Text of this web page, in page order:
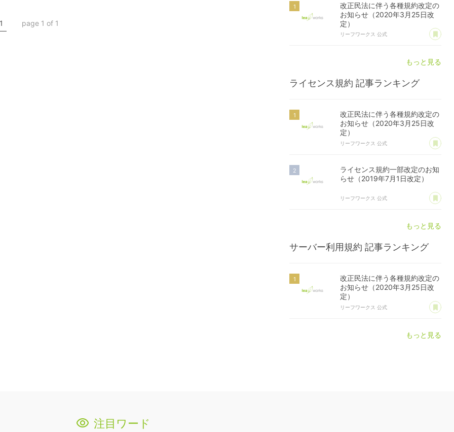
1 page 1 of 1
改正民法に伴う各種規約改定の
お知らせ（2020年3月25日改
定）
リーフワークス 公式 あ
もっと見る
ライセンス規約 記事ランキング
改正民法に伴う各種規約改定の
お知らせ（2020年3月25日改
定）
リーフワークス 公式 あ
ライセンス規約一部改定のお知
らせ（2019年7月1日改定）
リーフワークス 公式 あ
もっと見る
サーバー利用規約 記事ランキング
改正民法に伴う各種規約改定の
お知らせ（2020年3月25日改
定）
リーフワークス 公式 あ
もっと見る
注目ワード